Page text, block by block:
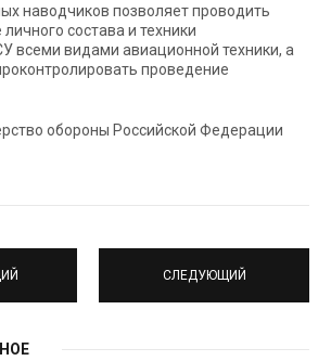
наводчиков позволяет проводить
состава и техники
всеми видами авиационной техники, а
проведение
обороны Российской Федерации
СЛЕДУЮЩИЙ